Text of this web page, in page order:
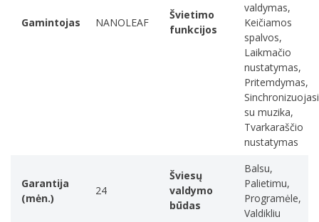
Gamintojas NANOLEAF
Švietimo
funkcijos
valdymas,
Keičiamos
spalvos,
Laikmačio
nustatymas,
Pritemdymas,
Sinchronizuojasi
su muzika,
Tvarkaraščio
nustatymas
Garantija
(mėn.)
24
Šviesų
valdymo
būdas
Balsu,
Palietimu,
Programėle,
Valdikliu